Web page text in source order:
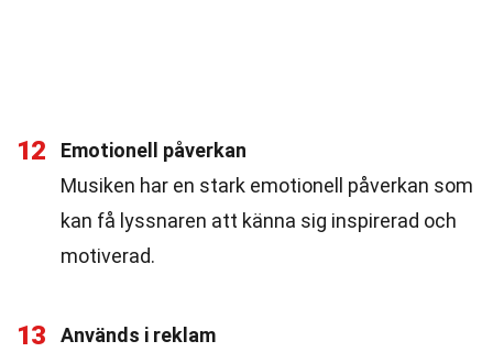
12
Emotionell påverkan
Musiken har en stark emotionell påverkan som
kan få lyssnaren att känna sig inspirerad och
motiverad.
13
Används i reklam